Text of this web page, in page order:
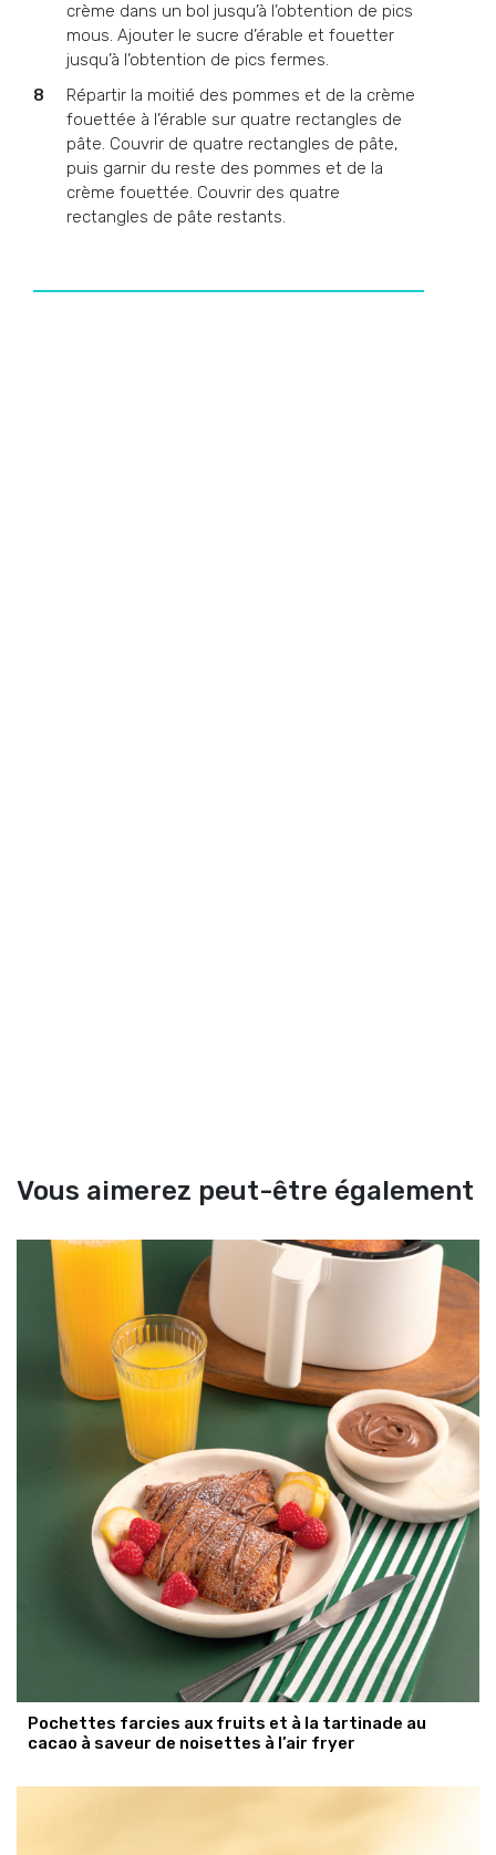
crème dans un bol jusqu’à l’obtention de pics
mous. Ajouter le sucre d’érable et fouetter
jusqu’à l’obtention de pics fermes.
Répartir la moitié des pommes et de la crème
fouettée à l’érable sur quatre rectangles de
pâte. Couvrir de quatre rectangles de pâte,
puis garnir du reste des pommes et de la
crème fouettée. Couvrir des quatre
rectangles de pâte restants.
Vous aimerez peut-être également
Pochettes farcies aux fruits et à la tartinade au
cacao à saveur de noisettes à l’air fryer